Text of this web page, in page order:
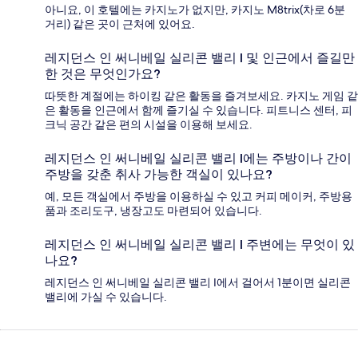
아니요, 이 호텔에는 카지노가 없지만, 카지노 M8trix(차로 6분
거리) 같은 곳이 근처에 있어요.
레지던스 인 써니베일 실리콘 밸리 I 및 인근에서 즐길만
한 것은 무엇인가요?
따뜻한 계절에는 하이킹 같은 활동을 즐겨보세요. 카지노 게임 같
은 활동을 인근에서 함께 즐기실 수 있습니다. 피트니스 센터, 피
크닉 공간 같은 편의 시설을 이용해 보세요.
레지던스 인 써니베일 실리콘 밸리 I에는 주방이나 간이
주방을 갖춘 취사 가능한 객실이 있나요?
예, 모든 객실에서 주방을 이용하실 수 있고 커피 메이커, 주방용
품과 조리도구, 냉장고도 마련되어 있습니다.
레지던스 인 써니베일 실리콘 밸리 I 주변에는 무엇이 있
나요?
레지던스 인 써니베일 실리콘 밸리 I에서 걸어서 1분이면 실리콘
밸리에 가실 수 있습니다.